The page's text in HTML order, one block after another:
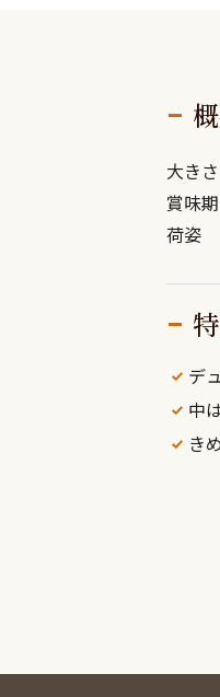
大きさ
賞味
荷姿
デ
中
き